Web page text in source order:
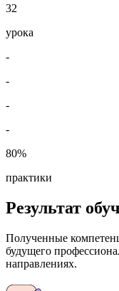
32
урока
-
-
-
-
80%
практики
Результат
Полученные
будущего
направлениях.